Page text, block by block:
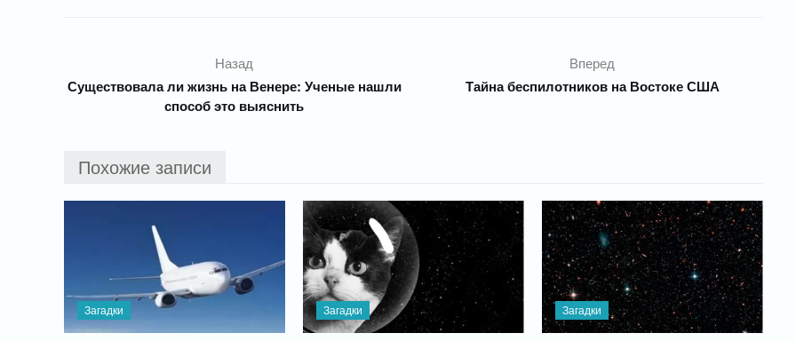
Назад
Существовала ли жизнь на Венере: Ученые нашли
способ это выяснить
Вперед
Тайна беспилотников на Востоке США
Похожие записи
Загадки Загадки Загадки